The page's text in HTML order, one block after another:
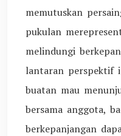
memutuskan
pukulan
melindungi
lantaran perspektif
buatan mau
bersama anggota,
berkepanjangan